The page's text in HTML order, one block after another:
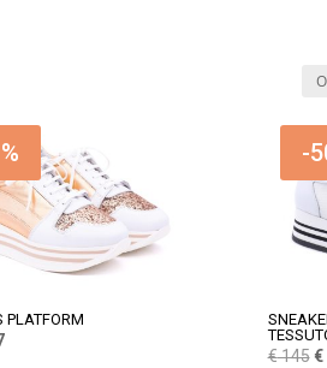
PLATFORM
Il
-
€145 Il
€